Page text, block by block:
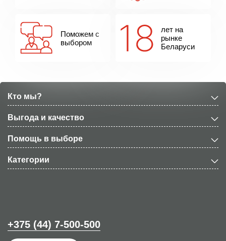
Поможем с
выбором
лет на
рынке
Беларуси
Кто мы?
Выгода и качество
Помощь в выборе
Категории
+375 (44) 7-500-500